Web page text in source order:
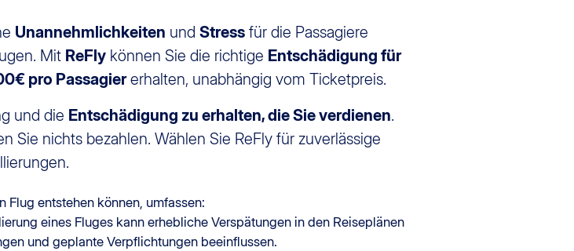
Unannehmlichkeiten und Stress für die Passagiere
Mit ReFly können Sie die richtige Entschädigung für
pro Passagiererhalten, unabhängig vom Ticketpreis.
und die Entschädigung zu erhalten, die Sie verdienen.
Sie nichts bezahlen. Wählen Sie ReFly für zuverlässige
Flug entstehen können, umfassen:
eines Fluges kann erhebliche Verspätungen in den Reiseplänen
und geplante Verpflichtungen beeinflussen.